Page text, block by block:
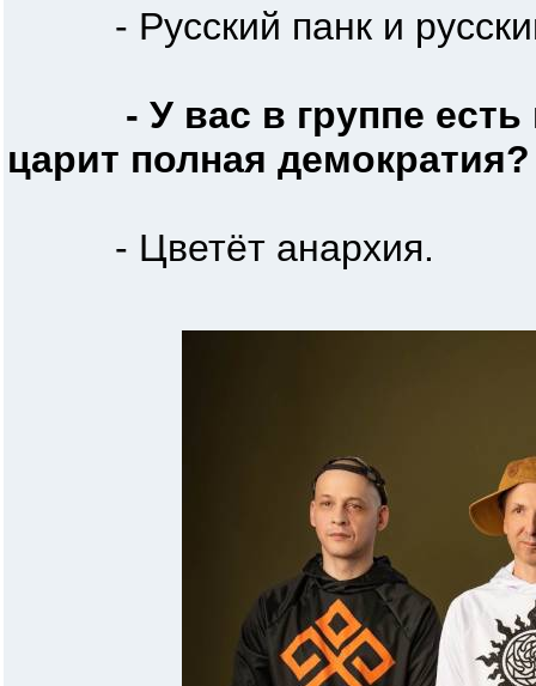
- Русский панк и
- У вас в группе
царит полная демократия?
- Цветёт анархия.